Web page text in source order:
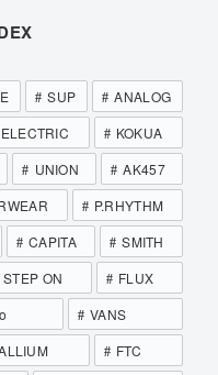
SUP
ANALOG
ELECTRIC
KOKUA
UNION
AK457
P.RHYTHM
CAPITA
SMITH
STEP ON
FLUX
VANS
FTC